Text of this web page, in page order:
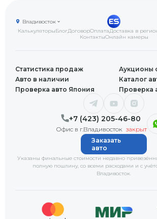
КалькуляторыБлогДоговорОплатаДоставка в
КонтактыОнлайн камеры
Владивосток
+7 (423) 205-46-80
Офис в г.Владивосток закрыт
Статистика продаж
Аукционы
Авто в наличии
Каталог
Проверка авто Япония
Проверка
Указаны финальные стоимости недавно
полную пошлину, со всеми расходами и с
Владивосток.
Заказать
авто